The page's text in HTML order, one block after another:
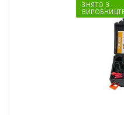
ЗНЯТО З